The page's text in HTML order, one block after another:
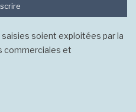
soient exploitées par la
commerciales et